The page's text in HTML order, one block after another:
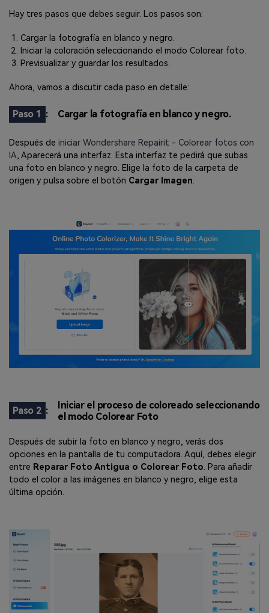
Hay tres pasos que debes seguir. Los pasos son:
Cargar la fotografía en blanco y negro.
Iniciar la coloración seleccionando el modo Colorear foto.
Previsualizar y guardar los resultados.
Ahora, vamos a discutir cada paso en detalle:
Paso 1 : Cargar la fotografía en blanco y negro.
Después de iniciar Wondershare Repairit - Colorear fotos con
IA, Aparecerá una interfaz. Esta interfaz te pedirá que subas
una foto en blanco y negro. Elige la foto de la carpeta de
origen y pulsa sobre el botón Cargar Imagen.
Paso 2 :
Iniciar el proceso de coloreado seleccionando
el modo Colorear Foto
Después de subir la foto en blanco y negro, verás dos
opciones en la pantalla de tu computadora. Aquí, debes elegir
entre Reparar Foto Antigua o Colorear Foto. Para añadir
todo el color a las imágenes en blanco y negro, elige esta
última opción.